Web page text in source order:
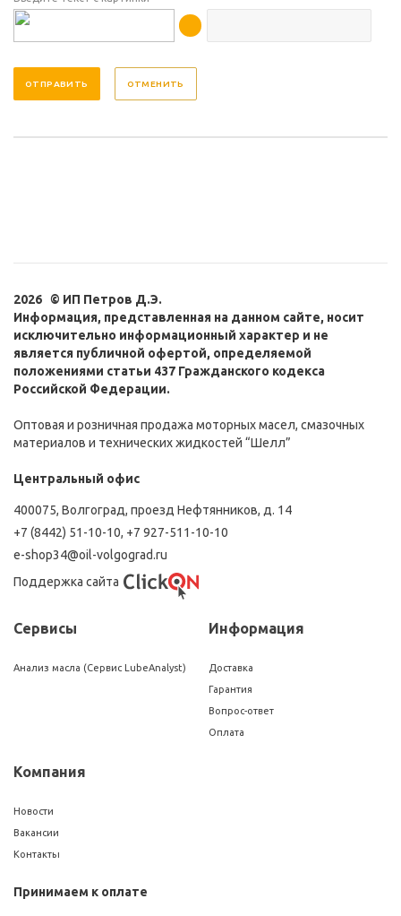
ОТМЕНИТЬ
2026 © ИП Петров Д.Э.
Информация, представленная на данном сайте, носит
исключительно информационный характер и не
является публичной офертой, определяемой
положениями статьи 437 Гражданского кодекса
Российской Федерации.
Оптовая и розничная продажа моторных масел, смазочных
материалов и технических жидкостей “Шелл”
Центральный офис
400075, Волгоград, проезд Нефтянников, д. 14
+7 (8442) 51-10-10, +7 927-511-10-10
e-shop34@oil-volgograd.ru
Поддержка сайта
Сервисы
Анализ масла (Сервис LubeAnalyst)
Информация
Доставка
Гарантия
Вопрос-ответ
Оплата
Компания
Новости
Вакансии
Контакты
Принимаем к оплате